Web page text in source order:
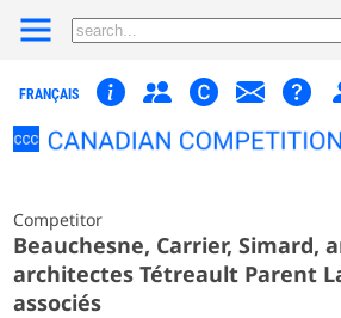
FRANÇAIS
Competitor
Beauchesne, Carrier, Simard,
architectes Tétreault Parent
associés